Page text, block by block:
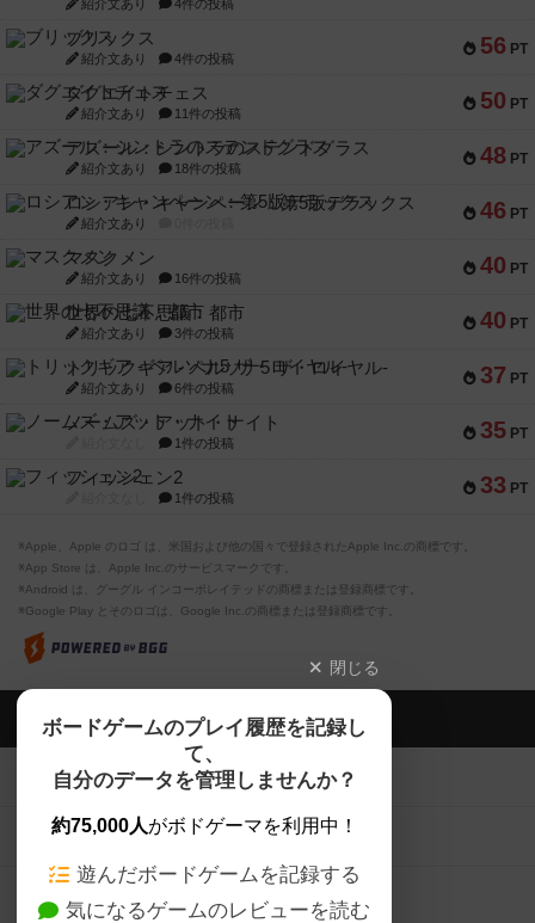
紹介文あり 4件の投稿
56 PT
ブリックス
紹介文あり 4件の投稿
50 PT
ダグエイトチェス
紹介文あり 11件の投稿
48 PT
アズール：シントラのステンドグラス
紹介文あり 18件の投稿
46 PT
ロシアン・キャンペーン：第5版デラックス
紹介文あり
40 PT
マスクメン
紹介文あり 16件の投稿
40 PT
世界の七不思議：都市
紹介文あり 3件の投稿
37 PT
トリックギア - ペルソナ5 ザ・ロイヤル-
紹介文あり 6件の投稿
35 PT
ノームズ・アット・ナイト
1件の投稿
33 PT
フィッシェン2
1件の投稿
※Apple、Apple のロゴ は、米国および他の国々で登録されたApple Inc.の商標です。
※App Store は、Apple Inc.のサービスマークです。
※Android は、グーグル インコーポレイテッドの商標または登録商標です。
※Google Play とそのロゴは、Google Inc.の商標または登録商標です。
閉じる
ボードゲームのプレイ履歴を記録し
て、
自分のデータを管理しませんか？
約75,000人がボドゲーマを利用中！
遊んだボードゲームを記録する
気になるゲームのレビューを読む
ボドゲーマTOP
ボードゲームを検索する
ボードゲームの新着レビュー
ボードゲーム会情報